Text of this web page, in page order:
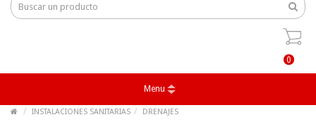
0
Menu
INSTALACIONES SANITARIAS DRENAJES